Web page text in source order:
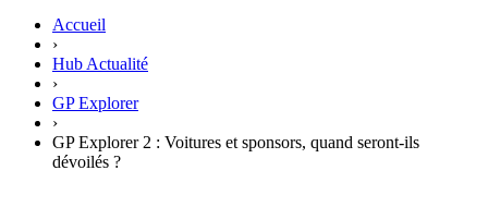
Accueil
›
Hub Actualité
›
GP Explorer
›
GP Explorer 2 : Voitures et sponsors, quand seront-ils
dévoilés ?